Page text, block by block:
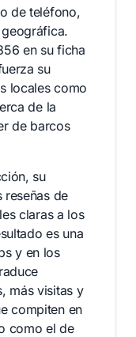
de teléfono,
en su ficha
su
locales como
de la
de barcos
su
reseñas de
claras a los
es una
y en los
más visitas y
compiten en
como el de